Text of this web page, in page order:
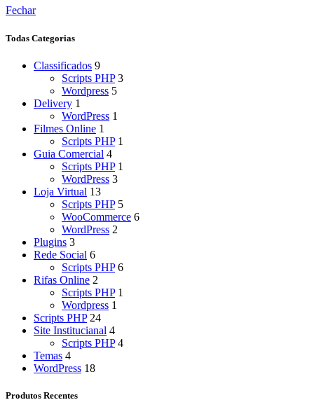
Fechar
Todas Categorias
Classificados 9
Scripts PHP 3
Wordpress 5
Delivery 1
WordPress 1
Filmes Online 1
Scripts PHP 1
Guia Comercial 4
Scripts PHP 1
WordPress 3
Loja Virtual 13
Scripts PHP 5
WooCommerce 6
WordPress 2
Plugins 3
Rede Social 6
Scripts PHP 6
Rifas Online 2
Scripts PHP 1
Wordpress 1
Scripts PHP 24
Site Institucianal 4
Scripts PHP 4
Temas 4
WordPress 18
Produtos Recentes